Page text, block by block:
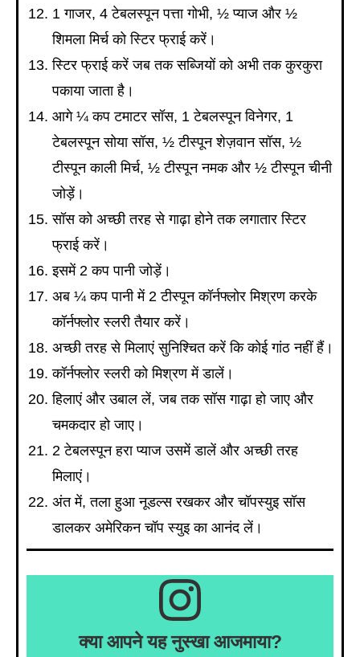
1 गाजर, 4 टेबलस्पून पत्ता गोभी, ½ प्याज और ½
शिमला मिर्च को स्टिर फ्राई करें।
स्टिर फ्राई करें जब तक सब्जियों को अभी तक कुरकुरा
पकाया जाता है।
आगे ¼ कप टमाटर सॉस, 1 टेबलस्पून विनेगर, 1
टेबलस्पून सोया सॉस, ½ टीस्पून शेज़वान सॉस, ½
टीस्पून काली मिर्च, ½ टीस्पून नमक और ½ टीस्पून चीनी
जोड़ें।
सॉस को अच्छी तरह से गाढ़ा होने तक लगातार स्टिर
फ्राई करें।
इसमें 2 कप पानी जोड़ें।
अब ¼ कप पानी में 2 टीस्पून कॉर्नफ्लोर मिश्रण करके
कॉर्नफ्लोर स्लरी तैयार करें।
अच्छी तरह से मिलाएं सुनिश्चित करें कि कोई गांठ नहीं हैं।
कॉर्नफ्लोर स्लरी को मिश्रण में डालें।
हिलाएं और उबाल लें, जब तक सॉस गाढ़ा हो जाए और
चमकदार हो जाए।
2 टेबलस्पून हरा प्याज उसमें डालें और अच्छी तरह
मिलाएं।
अंत में, तला हुआ नूडल्स रखकर और चॉपस्युइ सॉस
डालकर अमेरिकन चॉप स्युइ का आनंद लें।
क्या आपने यह नुस्खा आजमाया?